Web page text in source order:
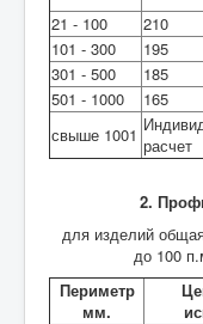
21 - 100
210
101 - 300
195
301 - 500
185
501 - 1000
165
свыше 1001 расчет
2.
для изделий
до 100
Периметр
мм.